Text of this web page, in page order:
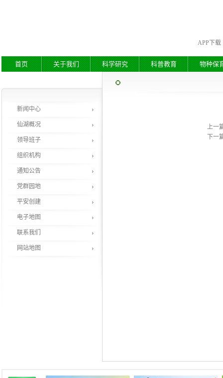
APP下载
首页 关于我们 科学研究 科普教育 物种保
上一
下一
新闻中心
仙湖概况
领导班子
组织机构
通知公告
党群园地
平安创建
电子地图
联系我们
网站地图